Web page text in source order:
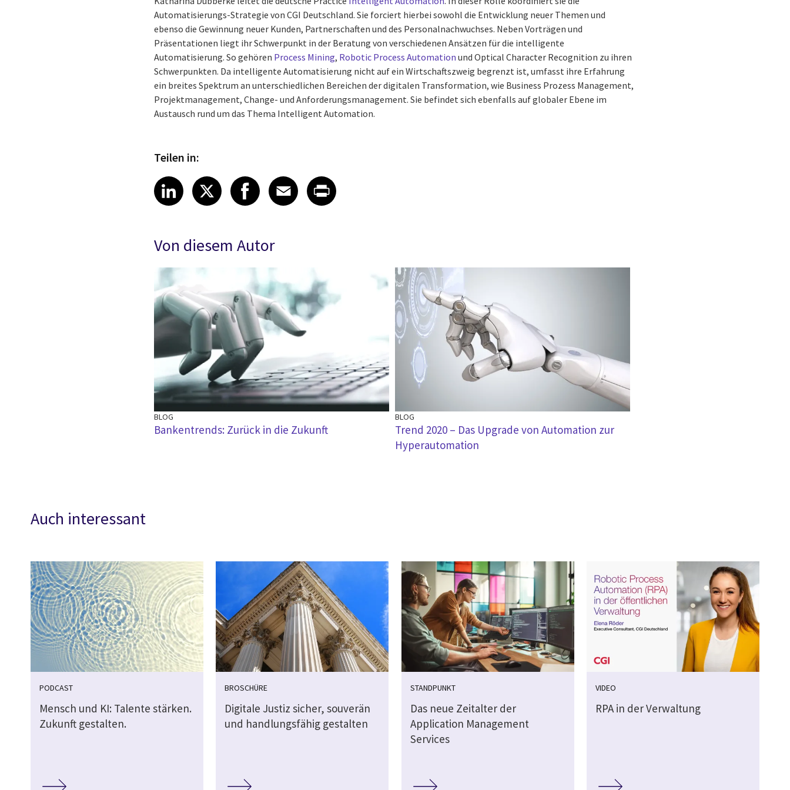
Automatisierungs-Strategie von CGI Deutschland. Sie forciert hierbei sowohl die Entwicklung neuer Themen und
ebenso die Gewinnung neuer Kunden, Partnerschaften und des Personalnachwuchses. Neben Vorträgen und
Präsentationen liegt ihr Schwerpunkt in der Beratung von verschiedenen Ansätzen für die intelligente
Automatisierung. So gehören Process Mining, Robotic Process Automation und Optical Character Recognition zu ihren
Schwerpunkten. Da intelligente Automatisierung nicht auf ein Wirtschaftszweig begrenzt ist, umfasst ihre Erfahrung
ein breites Spektrum an unterschiedlichen Bereichen der digitalen Transformation, wie Business Prozess Management,
Projektmanagement, Change- und Anforderungsmanagement. Sie befindet sich ebenfalls auf globaler Ebene im
Austausch rund um das Thema Intelligent Automation.
Teilen in:
Share article on LinkedIn
LinkedIn
Share article on X
XShare article on Facebook
Facebook
Share article on Email
Email
Share article on Print
Von diesem Autor
BLOG
Bankentrends: Zurück in die Zukunft
BLOG
Trend 2020 – Das Upgrade von Automation zur
Hyperautomation
Auch interessant
PODCAST
Mensch und KI: Talente stärken.
Zukunft gestalten.
BROSCHÜRE
Digitale Justiz sicher, souverän
und handlungsfähig gestalten
STANDPUNKT
Das neue Zeitalter der
Application Management
Services
VIDEO
RPA in der Verwaltung